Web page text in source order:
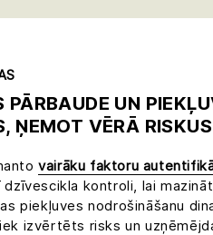
PĀRBAUDE UN
ŅEMOT VĒRĀ RISKUS
vairāku faktoru
kontroli, lai
piekļuves nodrošināšanu
izvērtēts risks un